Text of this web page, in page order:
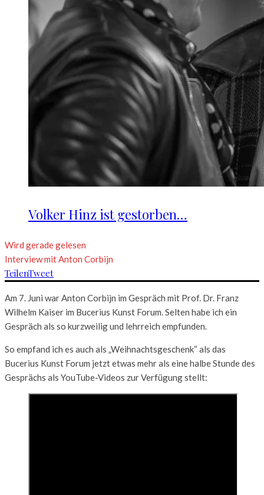
Volker Hinz ist gestorben…
Wird gerade gelesen
Interview mit Anton Corbijn
TeilenTweet
Am 7. Juni war Anton Corbijn im Gespräch mit Prof. Dr. Franz
Wilhelm Kaiser im Bucerius Kunst Forum. Selten habe ich ein
Gespräch als so kurzweilig und lehrreich empfunden.
So empfand ich es auch als „Weihnachtsgeschenk“ als das
Bucerius Kunst Forum jetzt etwas mehr als eine halbe Stunde des
Gesprächs als YouTube-Videos zur Verfügung stellt: